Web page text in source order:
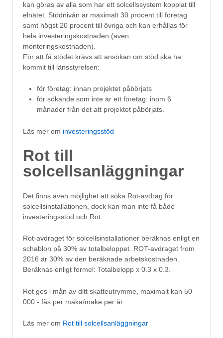
kan göras av alla som har ett solcellssystem kopplat till
elnätet. Stödnivån är maximalt 30 procent till företag
samt högst 20 procent till övriga och kan erhållas för
hela investeringskostnaden (även
monteringskostnaden).
För att få stödet krävs att ansökan om stöd ska ha
kommit till länsstyrelsen:
för företag: innan projektet påbörjats
för sökande som inte är ett företag: inom 6
månader från det att projektet påbörjats.
Läs mer om investeringsstöd
Rot till
solcellsanläggningar
Det finns även möjlighet att söka Rot-avdrag för
solcellsinstallationen, dock kan man inte få både
investeringsstöd och Rot.
Rot-avdraget för solcellsinstallationer beräknas enligt en
schablon på 30% av totalbeloppet. ROT-avdraget from
2016 är 30% av den beräknade arbetskostnaden.
Beräknas enligt formel: Totalbelopp x 0.3 x 0.3.
Rot ges i mån av ditt skatteutrymme, maximalt kan 50
000:- fås per maka/make per år.
Läs mer om Rot till solcellsanläggningar